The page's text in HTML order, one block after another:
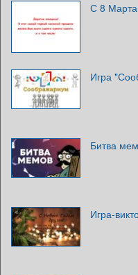
С 8 Марта
Игра
Битва
Игра-